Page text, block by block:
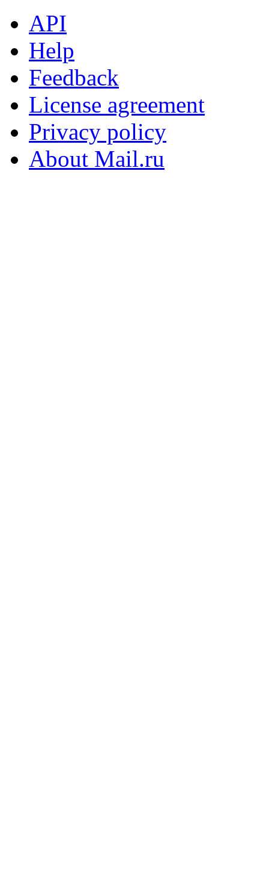
API
Help
Feedback
License agreement
Privacy policy
About Mail.ru